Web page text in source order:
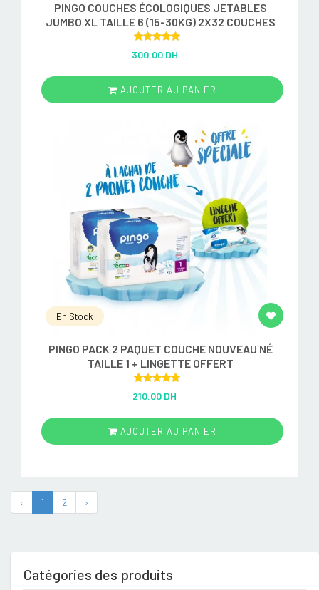
PINGO COUCHES ÉCOLOGIQUES JETABLES
JUMBO XL TAILLE 6 (15-30KG) 2X32 COUCHES
out of 5
300.00 DH
AJOUTER AU PANIER
En Stock
PINGO PACK 2 PAQUET COUCHE NOUVEAU NÉ
TAILLE 1 + LINGETTE OFFERT
out of 5
210.00 DH
AJOUTER AU PANIER
‹ 1 2 ›
Catégories des produits